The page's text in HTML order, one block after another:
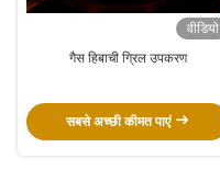
वीडियो
गैस हिबाची ग्रिल उपकरण
सबसे अच्छी कीमत पाएं